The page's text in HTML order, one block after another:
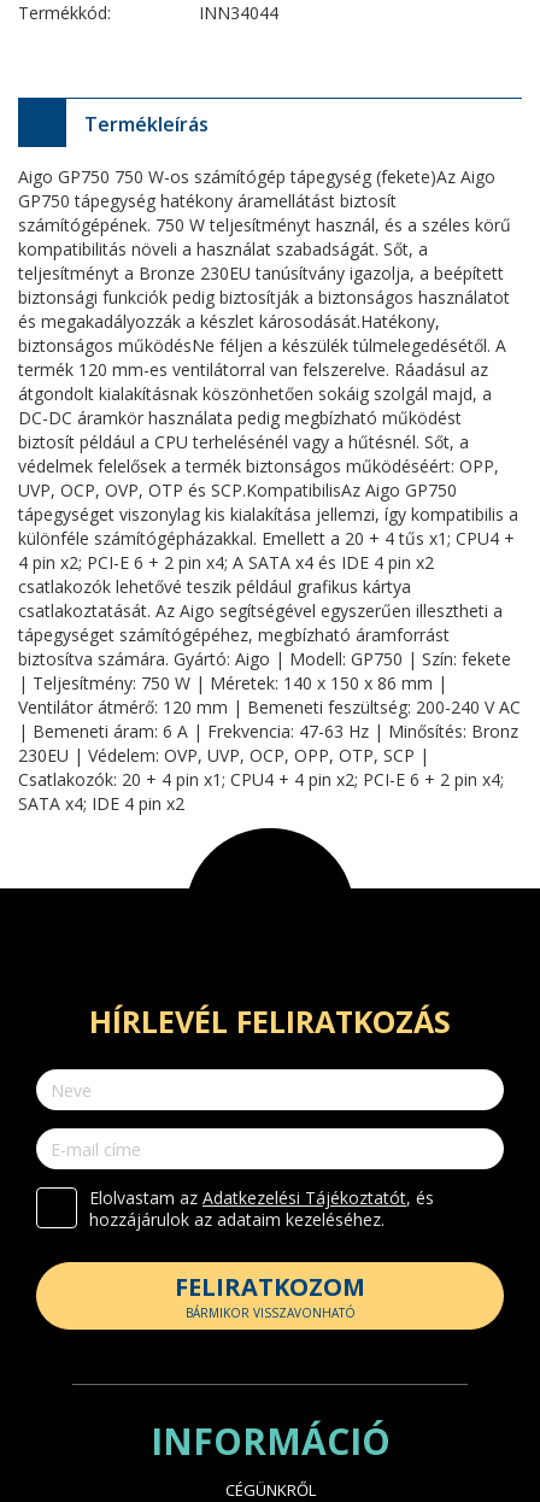
Termékkód: INN34044
Termékleírás
Aigo GP750 750 W-os számítógép tápegység (fekete)Az Aigo
GP750 tápegység hatékony áramellátást biztosít
számítógépének. 750 W teljesítményt használ, és a széles körű
kompatibilitás növeli a használat szabadságát. Sőt, a
teljesítményt a Bronze 230EU tanúsítvány igazolja, a beépített
biztonsági funkciók pedig biztosítják a biztonságos használatot
és megakadályozzák a készlet károsodását.Hatékony,
biztonságos működésNe féljen a készülék túlmelegedésétől. A
termék 120 mm-es ventilátorral van felszerelve. Ráadásul az
átgondolt kialakításnak köszönhetően sokáig szolgál majd, a
DC-DC áramkör használata pedig megbízható működést
biztosít például a CPU terhelésénél vagy a hűtésnél. Sőt, a
védelmek felelősek a termék biztonságos működéséért: OPP,
UVP, OCP, OVP, OTP és SCP.KompatibilisAz Aigo GP750
tápegységet viszonylag kis kialakítása jellemzi, így kompatibilis a
különféle számítógépházakkal. Emellett a 20 + 4 tűs x1; CPU4 +
4 pin x2; PCI-E 6 + 2 pin x4; A SATA x4 és IDE 4 pin x2
csatlakozók lehetővé teszik például grafikus kártya
csatlakoztatását. Az Aigo segítségével egyszerűen illesztheti a
tápegységet számítógépéhez, megbízható áramforrást
biztosítva számára. Gyártó: Aigo | Modell: GP750 | Szín: fekete
| Teljesítmény: 750 W | Méretek: 140 x 150 x 86 mm |
Ventilátor átmérő: 120 mm | Bemeneti feszültség: 200-240 V AC
| Bemeneti áram: 6 A | Frekvencia: 47-63 Hz | Minősítés: Bronz
230EU | Védelem: OVP, UVP, OCP, OPP, OTP, SCP |
Csatlakozók: 20 + 4 pin x1; CPU4 + 4 pin x2; PCI-E 6 + 2 pin x4;
SATA x4; IDE 4 pin x2
HÍRLEVÉL FELIRATKOZÁS
Elolvastam az Adatkezelési Tájékoztatót, és
hozzájárulok az adataim kezeléséhez.
FELIRATKOZOM
BÁRMIKOR VISSZAVONHATÓ
INFORMÁCIÓ
CÉGÜNKRŐL